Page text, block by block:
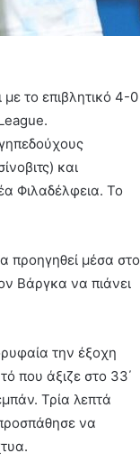
το επιβλητικό 4-0
και
Φιλαδέλφεια. Το
προηγηθεί μέσα στο
Βάργκα να πιάνει
την έξοχη
που άξιζε στο 33΄
Τρία λεπτά
να